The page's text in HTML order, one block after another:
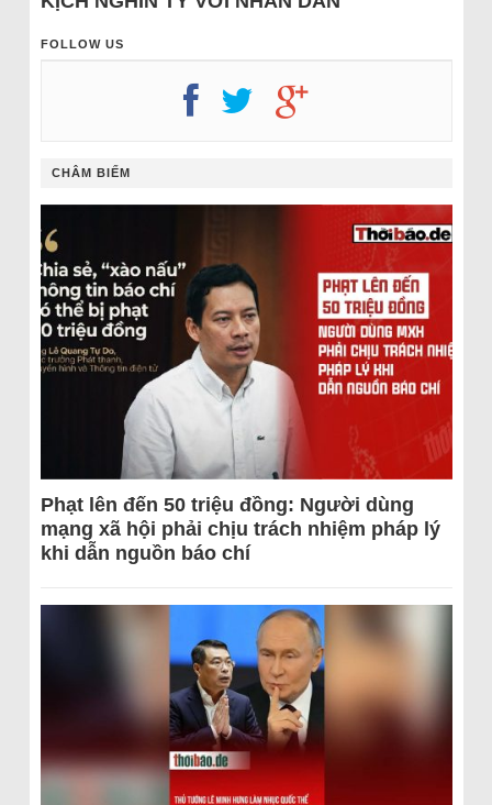
FOLLOW US
CHÂM BIẾM
Phạt lên đến 50 triệu đồng: Người dùng
mạng xã hội phải chịu trách nhiệm pháp lý
khi dẫn nguồn báo chí